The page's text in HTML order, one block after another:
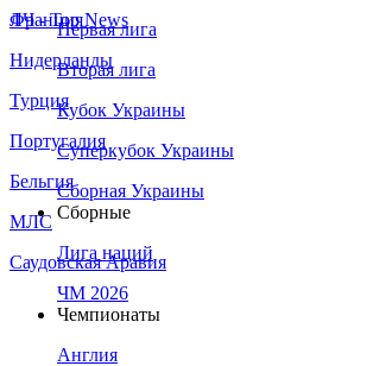
Франция
Нидерланды
Турция
Португалия
Бельгия
МЛС
Саудовская Аравия
ЛЧ - Top News
Первая лига
Вторая лига
Кубок Украины
Суперкубок Украины
Сборная Украины
Сборные
Лига наций
ЧМ 2026
Чемпионаты
Англия